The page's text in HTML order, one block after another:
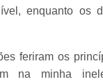
enquanto os
feriram os
na minha